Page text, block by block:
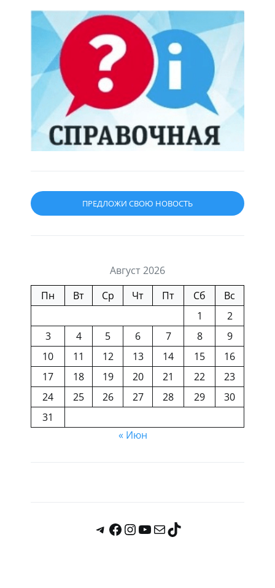
ПРЕДЛОЖИ СВОЮ НОВОСТЬ
Август 2026
Пн
Вт Ср Чт Пт Сб
Вс
1
2
3
4 5 6 7 8
9
10
11 12 13 14 15
16
17
18 19 20 21 22
23
24
25 26 27 28 29
30
31
« Июн